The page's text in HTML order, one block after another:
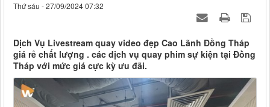
Thứ sáu - 27/09/2024 07:32
Dịch Vụ Livestream quay video đẹp Cao Lãnh Đồng Tháp
giá rẻ chất lượng . các dịch vụ quay phim sự kiện tại Đồng
Tháp với mức giá cực kỳ ưu đãi.